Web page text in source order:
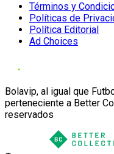
Términos y
Políticas de
Política Editorial
Ad Choices
Bolavip, al igual que
perteneciente a Better
reservados